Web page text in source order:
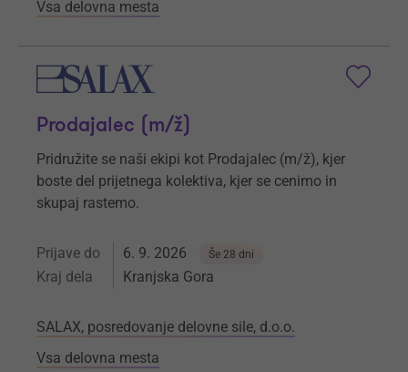
Vsa delovna mesta
Prodajalec (m/ž)
Pridružite se naši ekipi kot Prodajalec (m/ž), kjer
boste del prijetnega kolektiva, kjer se cenimo in
skupaj rastemo.
Prijave do 6. 9. 2026 Še 28 dni
Kraj dela Kranjska Gora
SALAX, posredovanje delovne sile, d.o.o.
Vsa delovna mesta